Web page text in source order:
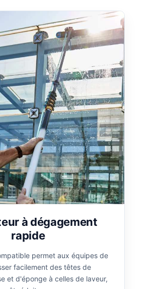
à dégagement
rapide
permet aux équipes de
facilement des têtes de
et d'éponge à celles de laveur,